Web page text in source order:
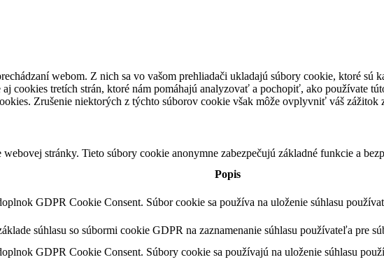
webom. Z nich sa vo vašom prehliadači ukladajú súbory cookie, ktoré sú
cookies tretích strán, ktoré nám pomáhajú analyzovať a pochopiť, ako používate
Zrušenie niektorých z týchto súborov cookie však môže ovplyvniť váš zážitok
stránky. Tieto súbory cookie anonymne zabezpečujú základné funkcie a
Popis
GDPR Cookie Consent. Súbor cookie sa používa na uloženie súhlasu
súhlasu so súbormi cookie GDPR na zaznamenanie súhlasu používateľa pre
GDPR Cookie Consent. Súbory cookie sa používajú na uloženie súhlasu